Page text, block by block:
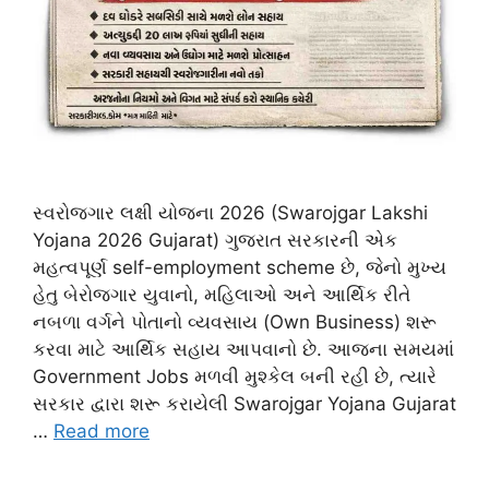
સ્વરોજગાર લક્ષી યોજના 2026 (Swarojgar Lakshi
Yojana 2026 Gujarat) ગુજરાત સરકારની એક
મહત્વપૂર્ણ self-employment scheme છે, જેનો મુખ્ય
હેતુ બેરોજગાર યુવાનો, મહિલાઓ અને આર્થિક રીતે
નબળા વર્ગને પોતાનો વ્યવસાય (Own Business) શરૂ
કરવા માટે આર્થિક સહાય આપવાનો છે. આજના સમયમાં
Government Jobs મળવી મુશ્કેલ બની રહી છે, ત્યારે
સરકાર દ્વારા શરૂ કરાયેલી Swarojgar Yojana Gujarat
… Read more